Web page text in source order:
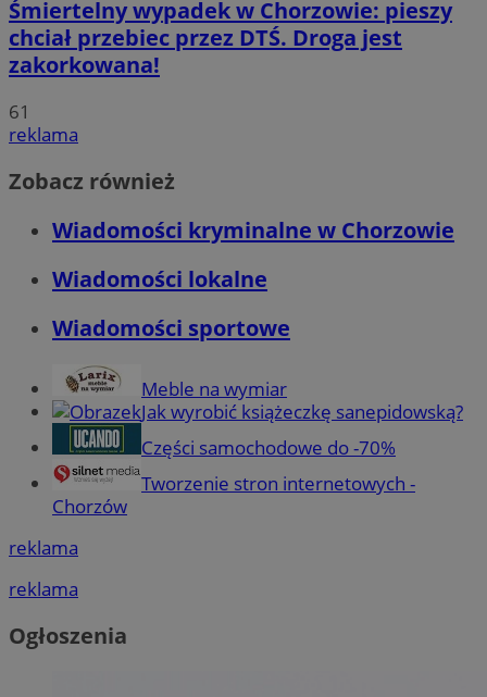
Śmiertelny wypadek w Chorzowie: pieszy
chciał przebiec przez DTŚ. Droga jest
zakorkowana!
61
reklama
Zobacz również
Wiadomości kryminalne w Chorzowie
Wiadomości lokalne
Wiadomości sportowe
Meble na wymiar
Jak wyrobić książeczkę sanepidowską?
Części samochodowe do -70%
Tworzenie stron internetowych -
Chorzów
reklama
reklama
Ogłoszenia